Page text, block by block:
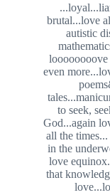
brutal...love
autistic
loooooooove
even
to seek,
God...again
all the
in the
love
that